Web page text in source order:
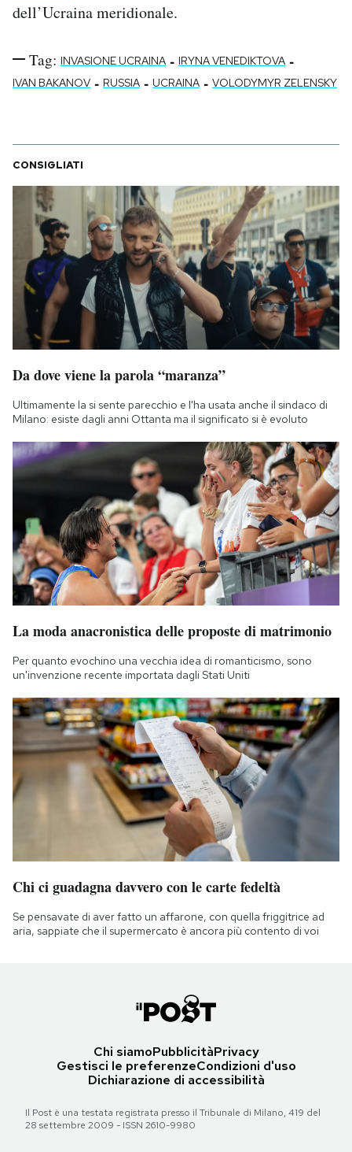
dell’Ucraina meridionale.
Tag: INVASIONE UCRAINA - IRYNA VENEDIKTOVA -
IVAN BAKANOV - RUSSIA - UCRAINA - VOLODYMYR ZELENSKY
CONSIGLIATI
Da dove viene la parola “maranza”
Ultimamente la si sente parecchio e l'ha usata anche il sindaco di
Milano: esiste dagli anni Ottanta ma il significato si è evoluto
La moda anacronistica delle proposte di matrimonio
Per quanto evochino una vecchia idea di romanticismo, sono
un'invenzione recente importata dagli Stati Uniti
Chi ci guadagna davvero con le carte fedeltà
Se pensavate di aver fatto un affarone, con quella friggitrice ad
aria, sappiate che il supermercato è ancora più contento di voi
Chi siamoPubblicitàPrivacy
Gestisci le preferenzeCondizioni d'uso
Dichiarazione di accessibilità
Il Post è una testata registrata presso il Tribunale di Milano, 419 del
28 settembre 2009 - ISSN 2610-9980